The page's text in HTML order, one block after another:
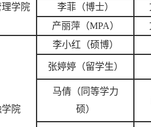
理学院
李菲（博士）
产丽萍（MPA）
学院
李小红（硕博）
张婷婷（留学生）
马倩（同等学力
硕）